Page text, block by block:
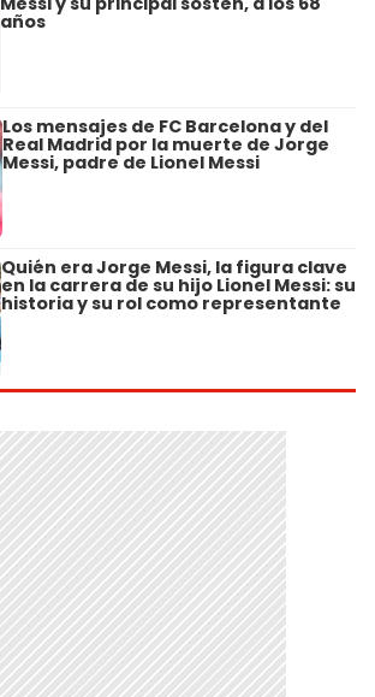
años
Los mensajes de FC Barcelona y del
Real Madrid por la muerte de Jorge
Messi, padre de Lionel Messi
Quién era Jorge Messi, la figura clave
en la carrera de su hijo Lionel Messi: su
historia y su rol como representante